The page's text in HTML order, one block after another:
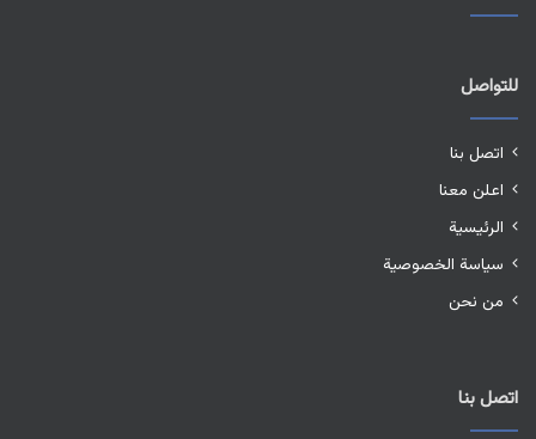
للتواصل
اتصل بنا
اعلن معنا
الرئيسية
سياسة الخصوصية
من نحن
اتصل بنا